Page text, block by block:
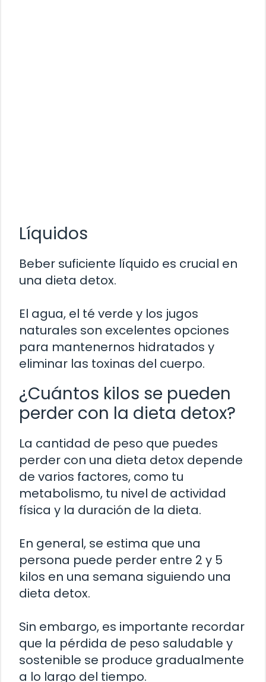
Líquidos
Beber suficiente líquido es crucial en
una dieta detox.
El agua, el té verde y los jugos
naturales son excelentes opciones
para mantenernos hidratados y
eliminar las toxinas del cuerpo.
¿Cuántos kilos se pueden
perder con la dieta detox?
La cantidad de peso que puedes
perder con una dieta detox depende
de varios factores, como tu
metabolismo, tu nivel de actividad
física y la duración de la dieta.
En general, se estima que una
persona puede perder entre 2 y 5
kilos en una semana siguiendo una
dieta detox.
Sin embargo, es importante recordar
que la pérdida de peso saludable y
sostenible se produce gradualmente
a lo largo del tiempo.